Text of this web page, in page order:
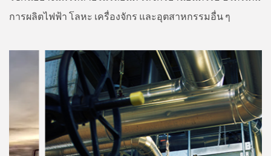
การผลิตไฟฟ้า โลหะ เครื่องจักร และอุตสาหกรรมอื่น ๆ